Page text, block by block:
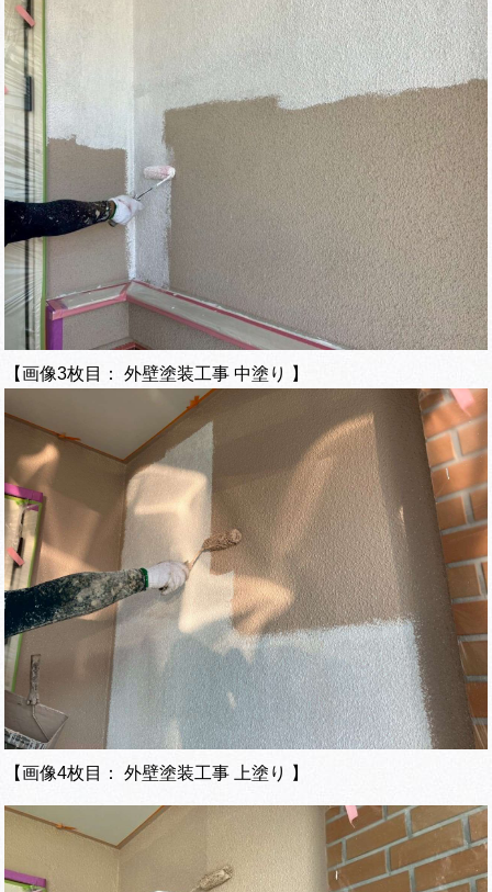
【画像3枚目： 外壁塗装工事 中塗り 】
【画像4枚目： 外壁塗装工事 上塗り 】